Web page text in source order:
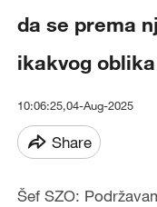
da se prema
ikakvog
10:06:25,04-Aug-2025
Share
Šef SZO: